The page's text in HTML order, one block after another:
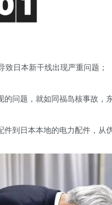
致日本新干线出现严重问题；
问题，就如同福岛核事故，
到日本本地的电力配件，从